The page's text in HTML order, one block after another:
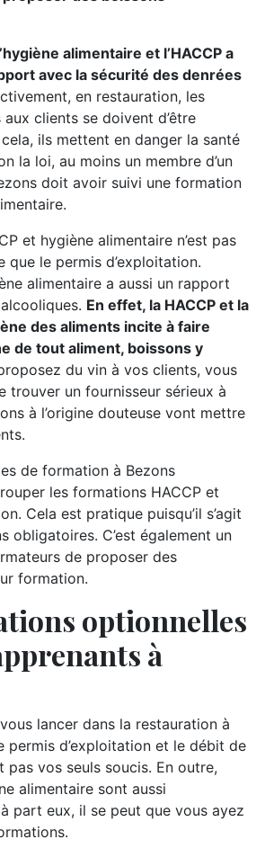
alimentaire et l’HACCP a
avec la sécurité des denrées
en restauration, les
clients se doivent d’être
ils mettent en danger la santé
la loi, au moins un membre d’un
doit avoir suivi une formation
et hygiène alimentaire n’est pas
le permis d’exploitation.
alimentaire a aussi un rapport
En effet, la HACCP et la
des aliments incite à faire
de tout aliment, boissons y
du vin à vos clients, vous
trouver un fournisseur sérieux à
à l’origine douteuse vont mettre
de formation à Bezons
les formations HACCP et
Cela est pratique puisqu’il s’agit
obligatoires. C’est également un
de proposer des
formation.
optionnelles
à
lancer dans la restauration à
permis d’exploitation et le débit de
pas vos seuls soucis. En outre,
alimentaire sont aussi
part eux, il se peut que vous ayez